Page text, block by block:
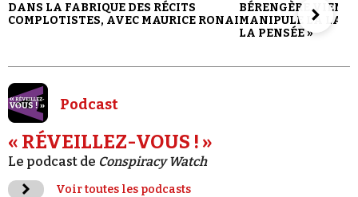
DANS LA FABRIQUE DES RÉCITS
COMPLOTISTES, AVEC MAURICE RONAI
BÉRENGÈRE
MANIPULE LA
LA PENSÉE »
Podcast
« RÉVEILLEZ-VOUS ! »
Le podcast de Conspiracy Watch
Voir toutes les podcasts